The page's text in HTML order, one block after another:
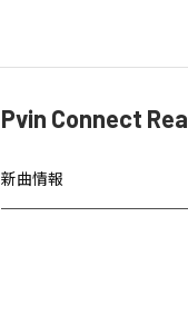
Pvin Connect
新曲情報